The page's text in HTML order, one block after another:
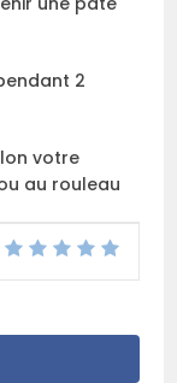
2
votre
au rouleau